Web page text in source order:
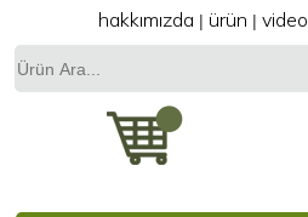
hakkımızda | ürün | video